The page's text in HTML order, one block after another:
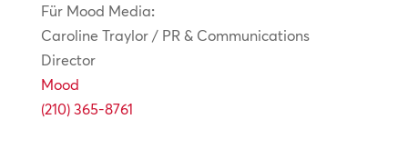
Für Mood Media:
Caroline Traylor / PR & Communications
Director
Mood
(210) 365-8761